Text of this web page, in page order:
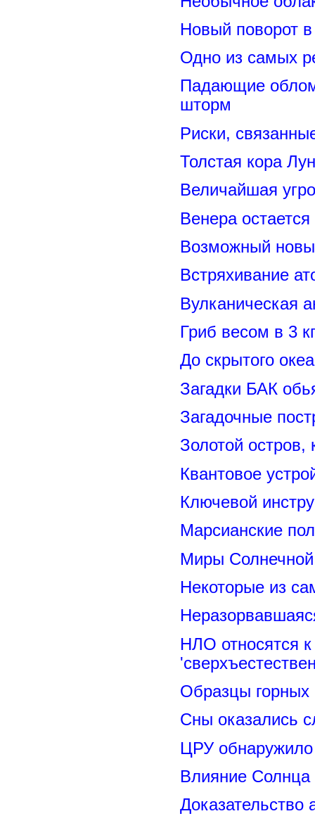
Новый поворот
Одно из самых
Падающие
шторм
Риски,
Толстая кора
Величайшая
Венера
Возможный
Встряхивание
Вулканическая
Гриб весом в 3
До скрытого
Загадки БАК
Загадочные
Золотой остров,
Квантовое
Ключевой
Марсианские
Миры
Некоторые из
НЛО относятся к
Образцы горных
Сны оказались
ЦРУ обнаружило
Влияние
Доказательство